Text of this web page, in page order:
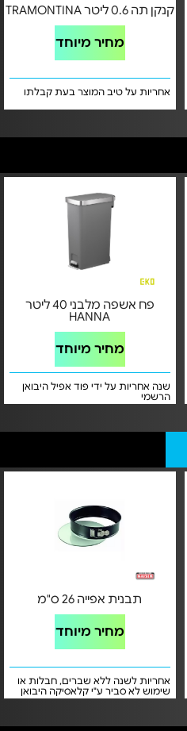
קנקן תה 0.6 ליטר TRAMONTINA
מחיר מיוחד
אחריות על טיב המוצר בעת קבלתו
פח אשפה מלבני 40 ליטר
HANNA
מחיר מיוחד
שנה אחריות על ידי פוד אפיל היבואן
הרשמי
תבנית אפייה 26 ס"מ
מחיר מיוחד
אחריות לשנה ללא שברים, חבלות או
שימוש לא סביר ע"י קלאסיקה היבואן
הרשמי